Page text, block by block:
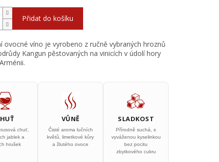
Přidat do košíku
ovocné víno je vyrobeno z ručně vybraných hroznů
Kangun pěstovaných na vinicích v údolí hory
chuť,
jablek a
hrušek
VŮNĚ
Čisté aroma lučních
květů, limetkové kůry
a žlutého ovoce
SLADKOST
Přírodně suchá, s
vyváženou kyselinkou
bez pocitu
zbytkového cukru